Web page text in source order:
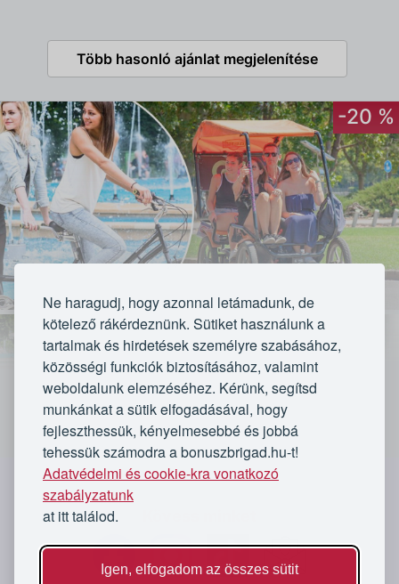
Ne haragudj, hogy azonnal letámadunk, de
kötelező rákérdeznünk. Sütiket használunk a
tartalmak és hirdetések személyre szabásához,
közösségi funkciók biztosításához, valamint
weboldalunk elemzéséhez. Kérünk, segítsd
munkánkat a sütik elfogadásával, hogy
fejleszthessük, kényelmesebbé és jobbá
tehessük számodra a bonuszbrigad.hu-t!
Adatvédelmi és cookie-kra vonatkozó
szabályzatunk
at itt találod.
Igen, elfogadom az összes sütit
Több hasonló ajánlat megjelenítése
-20 %
VÁLASSZ CSOMAGOT:
1 órás Tandem bicikli bérlés 2 fő részére
`